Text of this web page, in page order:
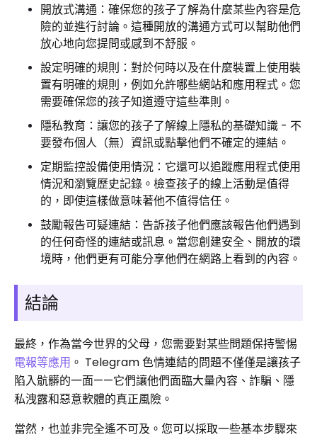
開放式溝通：確保您的孩子了解為什麼某些內容是危
險的並進行討論。這種開放的溝通方式可以幫助他們
放心地向您提問或感到不舒服。
設定明確的規則：對於何時以及在什麼裝置上使用裝
置有明確的規則，例如允許哪些網站和應用程式。您
需要確保您的孩子知道遵守這些準則。
隱私教育：讓您的孩子了解線上隱私的基礎知識 - 不
要發布個人（無）資訊或點擊他們不確定的連結。
定期監控設備使用情況：它還可以追蹤應用程式使用
情況和瀏覽歷史記錄。檢查孩子的線上活動是值得
的，即使這樣做意味著他不值得信任。
鼓勵報告可疑連結：告訴孩子他們應該報告他們遇到
的任何奇怪的連結或訊息。當您創建安全、開放的環
境時，他們更有可能分享他們在網路上看到的內容。
結論
最終，作為當今世界的父母，您需要對某些問題保持警惕
電報等應用 。 Telegram 色情連結的問題不僅僅是讓孩子
陷入骯髒的一面——它們讓他們面臨大量內容、詐騙、隱
私洩露和惡意軟體的真正風險。
當然，也並非完全遙不可及。您可以採取一些基本步驟來